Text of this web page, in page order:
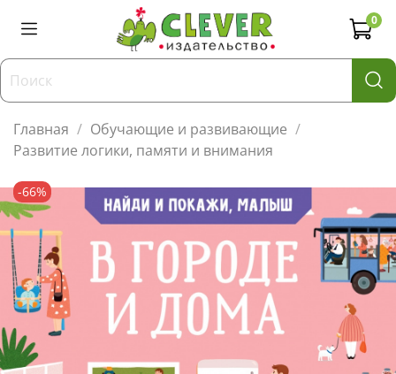
0
Главная
Обучающие и развивающие
Развитие логики, памяти и внимания
-66%